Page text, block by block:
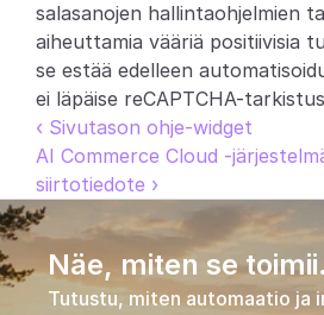
Tuki
Kehittäjille
Tietoa
Select Language
Varaa d
salasanojen hallintaohjelmien
aiheuttamia vääriä positiivisia
se estää edelleen
ei läpäise reCAPTCHA-
‹ Sivutason ohje-widget
AI Commerce Cloud -
siirtotiedote ›
Näe, miten se toimii.
Tutustu, miten automaatio ja